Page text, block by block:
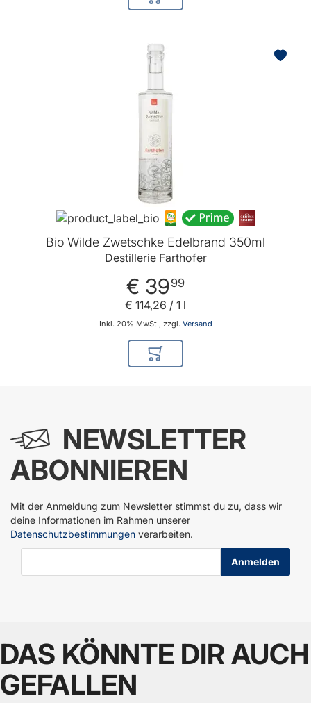
Bio Wilde Zwetschke Edelbrand 350ml
Destillerie Farthofer
€ 3999
Inkl. 20% MwSt., zzgl. Versand
€ 114,26 / 1 l
In den Warenkorb
NEWSLETTER
ABONNIEREN
Mit der Anmeldung zum Newsletter stimmst du zu, dass wir
deine Informationen im Rahmen unserer
Datenschutzbestimmungen verarbeiten.
DAS KÖNNTE DIR AUCH
GEFALLEN